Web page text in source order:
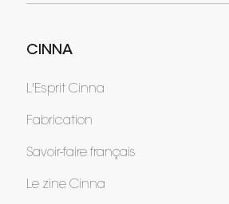
CINNA
L'Esprit Cinna
Fabrication
Savoir-faire français
Le zine Cinna